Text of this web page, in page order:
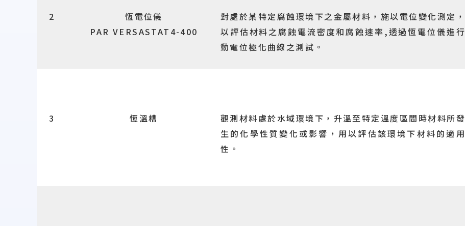
2
恆電位儀
PAR VERSASTAT4-400
對處於某特定腐蝕環境下之金屬材料，施以電位變化測定，
以評估材料之腐蝕電流密度和腐蝕速率,透過恆電位儀進行
動電位極化曲線之測試。
3 恆溫槽
觀測材料處於水域環境下，升溫至特定溫度區間時材料所發
生的化學性質變化或影響，用以評估該環境下材料的適用
性。